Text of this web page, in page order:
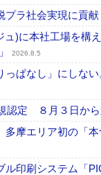
ラ社会実現に貢
ュ)に本社工場を
2026.8.5
ぱなし」にしな
定 ８月３日か
摩エリア初の「
印刷システム「